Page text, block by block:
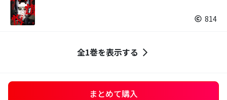
814
全1巻を表示する
まとめて購入